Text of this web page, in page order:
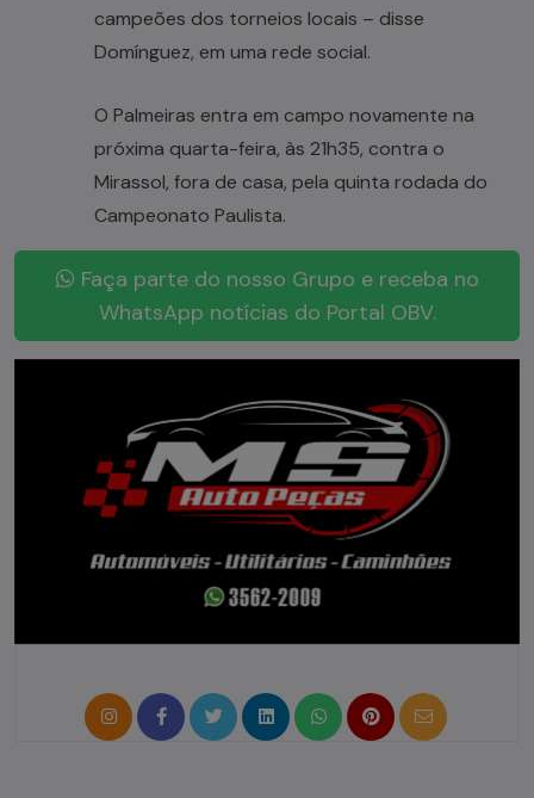
campeões dos torneios locais – disse
Domínguez, em uma rede social.
O Palmeiras entra em campo novamente na
próxima quarta-feira, às 21h35, contra o
Mirassol, fora de casa, pela quinta rodada do
Campeonato Paulista.
Faça parte do nosso Grupo e receba no
WhatsApp notícias do Portal OBV.